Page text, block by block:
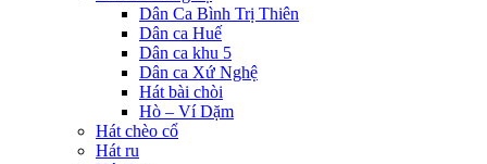
Dân Ca Bình Trị Thiên
Dân ca Huế
Dân ca khu 5
Dân ca Xứ Nghệ
Hát bài chòi
Hò – Ví Dặm
Hát chèo cổ
Hát ru